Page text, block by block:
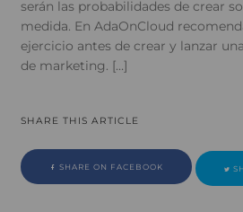
serán las probabilidades de crear
medida. En AdaOnCloud
ejercicio antes de crear y lanzar
de marketing. […]
SHARE THIS ARTICLE
SHARE ON FACEBOOK